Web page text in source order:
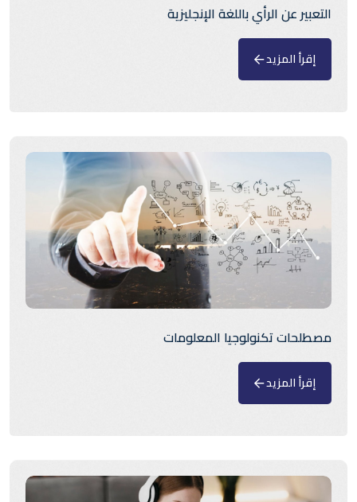
التعبير عن الرأي باللغة الإنجليزية
إقرأ المزيد
مصطلحات تكنولوجيا المعلومات
إقرأ المزيد